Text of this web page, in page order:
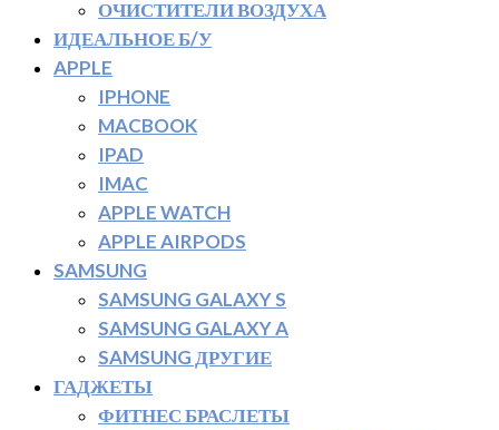
ОЧИСТИТЕЛИ ВОЗДУХА
ИДЕАЛЬНОЕ Б/У
APPLE
IPHONE
MACBOOK
IPAD
IMAC
APPLE WATCH
APPLE AIRPODS
SAMSUNG
SAMSUNG GALAXY S
SAMSUNG GALAXY A
SAMSUNG ДРУГИЕ
ГАДЖЕТЫ
ФИТНЕС БРАСЛЕТЫ